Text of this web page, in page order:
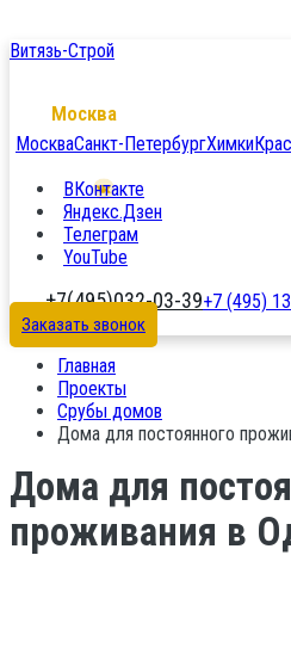
Витязь-Строй
Москва
МоскваСанкт-ПетербургХимки
ВКонтакте
Яндекс.Дзен
Телеграм
YouTube
+7(495)032-03-39+7 (495)
Заказать звонок
Главная
Проекты
Срубы домов
Дома для постоянного
Дома для
проживания в